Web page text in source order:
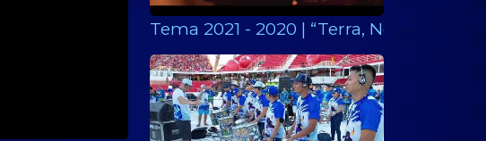
Tema 2021 - 2020 | “Terra, Nosso